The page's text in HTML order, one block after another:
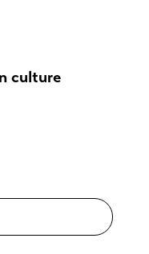
culture